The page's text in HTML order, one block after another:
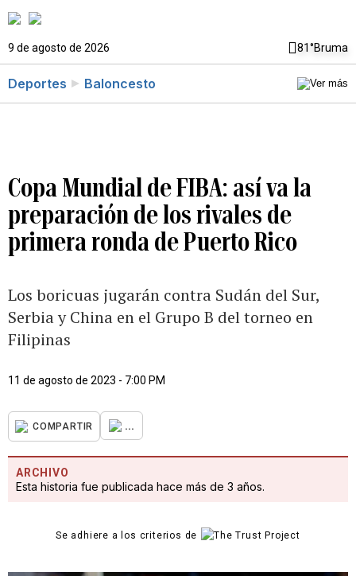
9 de agosto de 2026 81°Bruma
Deportes Baloncesto
Copa Mundial de FIBA: así va la
preparación de los rivales de
primera ronda de Puerto Rico
Los boricuas jugarán contra Sudán del Sur,
Serbia y China en el Grupo B del torneo en
Filipinas
11 de agosto de 2023 - 7:00 PM
COMPARTIR ...
ARCHIVO
Esta historia fue publicada hace más de 3 años.
Se adhiere a los criterios de